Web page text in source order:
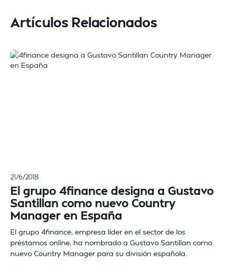
Artículos Relacionados
21/6/2018
El grupo 4finance designa a Gustavo
Santillan como nuevo Country
Manager en España
El grupo 4finance, empresa líder en el sector de los
préstamos online, ha nombrado a Gustavo Santillan como
nuevo Country Manager para su división española.